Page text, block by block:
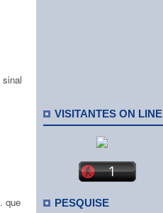
que
VISITANTES ON LINE
PESQUISE